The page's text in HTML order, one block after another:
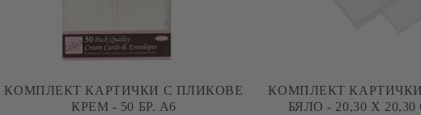
КОМПЛЕКТ КАРТИЧКИ С ПЛИКОВЕ
КРЕМ - 50 БР. А6
КОМПЛЕКТ
БЯЛО - 20,30 Х 20,30